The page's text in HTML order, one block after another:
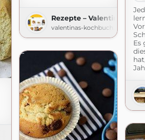
Rezepte – Valentinas-
valentinas-kochbuch.de
Es